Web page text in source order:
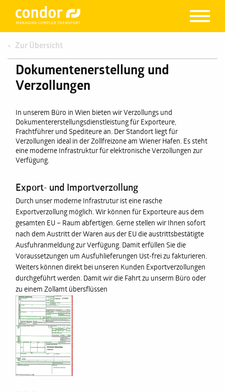
Zur Übersicht
Dokumentenerstellung und
Verzollungen
In unserem Büro in Wien bieten wir Verzollungs und
Dokumentererstellungsdienstleistung für Exporteure,
Frachtführer und Spediteure an. Der Standort liegt für
Verzollungen ideal in der Zollfreizone am Wiener Hafen. Es steht
eine moderne Infrastruktur für elektronische Verzollungen zur
Verfügung.
Export- und Importverzollung
Durch unser moderne Infrastrutur ist eine rasche
Exportverzollung möglich. Wir können für Exporteure aus dem
gesamten EU – Raum abfertigen. Gerne stellen wir Ihnen sofort
nach dem Austritt der Waren aus der EU die austrittsbestätigte
Ausfuhranmeldung zur Verfügung. Damit erfüllen Sie die
Voraussetzungen um Ausfuhlieferungen Ust-frei zu fakturieren.
Weiters können direkt bei unseren Kunden Exportverzollungen
durchgeführt werden. Damit wir die Fahrt zu unserm Büro oder
zu einem Zollamt übersflüssen